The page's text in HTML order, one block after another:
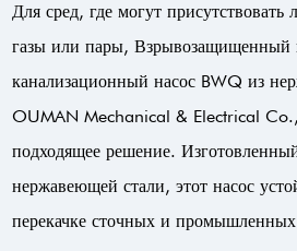
Для сред, где могут присутствовать
газы или пары,Взрывозащищенный
канализационный насос BWQ из
OUMAN Mechanical & Electrical
подходящее решение.
нержавеющей стали, этот насос
перекачке сточных и